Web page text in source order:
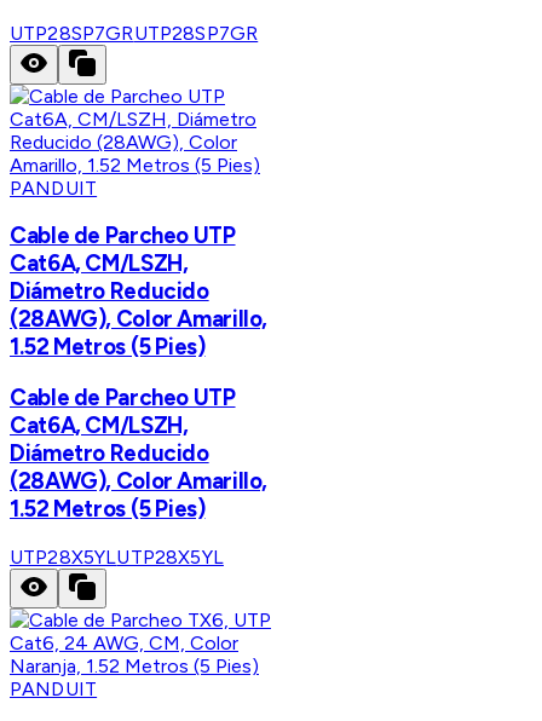
UTP28SP7GRUTP28SP7GR
PANDUIT
Cable de Parcheo UTP
Cat6A, CM/LSZH,
Diámetro Reducido
(28AWG), Color Amarillo,
1.52 Metros (5 Pies)
Cable de Parcheo UTP
Cat6A, CM/LSZH,
Diámetro Reducido
(28AWG), Color Amarillo,
1.52 Metros (5 Pies)
UTP28X5YLUTP28X5YL
PANDUIT